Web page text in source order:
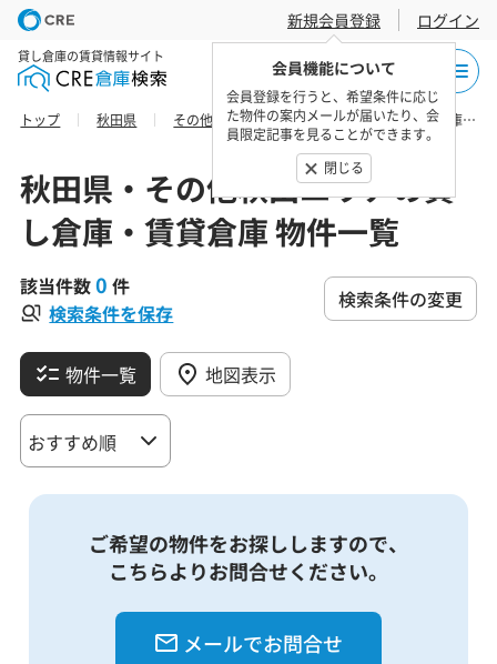
新規会員登録
会員機能について
会員登録を行うと、希望条件に応じ
た物件の案内メールが届いたり、会
員限定記事を見ることができます。
閉じる
ログイン
貸し倉庫の賃貸情報サイト
トップ 秋田県 その他秋田エリア 山本郡三種町の貸し倉庫・賃貸倉庫 物件一覧
秋田県・その他秋田エリアの貸
し倉庫・賃貸倉庫 物件一覧
該当件数0 件
検索条件を保存
検索条件の変更
物件一覧 地図表示
ご希望の物件をお探ししますので、
こちらよりお問合せください。
メールでお問合せ